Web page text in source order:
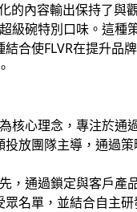
的內容輸出保持了與
級碗特別口味。這種
合使FLVR在提升品
核心理念，專注於通
放團隊主導，通過
，通過鎖定與客戶產
名單，並結合自主研